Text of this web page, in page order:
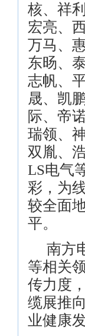
核、祥
宏亮、
万马、
东旸、
志帆、
晟、凯
际、帝
瑞领、
双胤、
LS电气
彩，为
较全面
平。
南方
等相关
传力度
缆展推
业健康